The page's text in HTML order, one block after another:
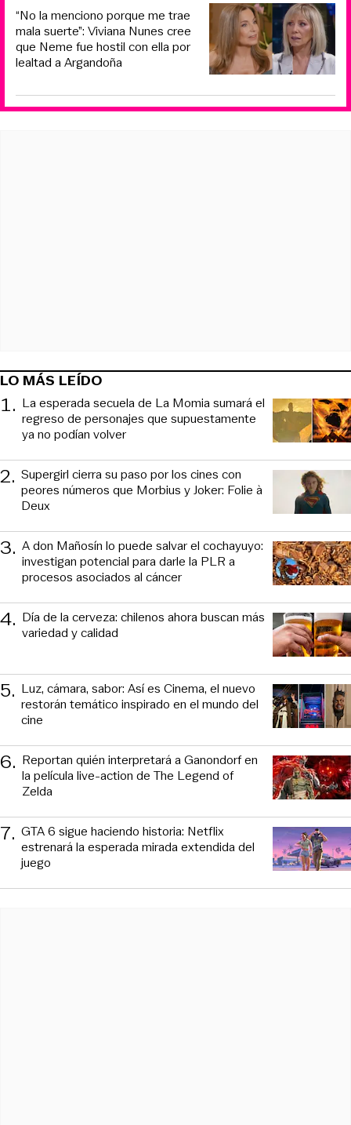
“No la menciono porque me trae
mala suerte”: Viviana Nunes cree
que Neme fue hostil con ella por
lealtad a Argandoña
LO MÁS LEÍDO
1. La esperada secuela de La Momia sumará el
regreso de personajes que supuestamente
ya no podían volver
2. Supergirl cierra su paso por los cines con
peores números que Morbius y Joker: Folie à
Deux
3. A don Mañosín lo puede salvar el cochayuyo:
investigan potencial para darle la PLR a
procesos asociados al cáncer
4. Día de la cerveza: chilenos ahora buscan más
variedad y calidad
5. Luz, cámara, sabor: Así es Cinema, el nuevo
restorán temático inspirado en el mundo del
cine
6. Reportan quién interpretará a Ganondorf en
la película live-action de The Legend of
Zelda
7. GTA 6 sigue haciendo historia: Netflix
estrenará la esperada mirada extendida del
juego